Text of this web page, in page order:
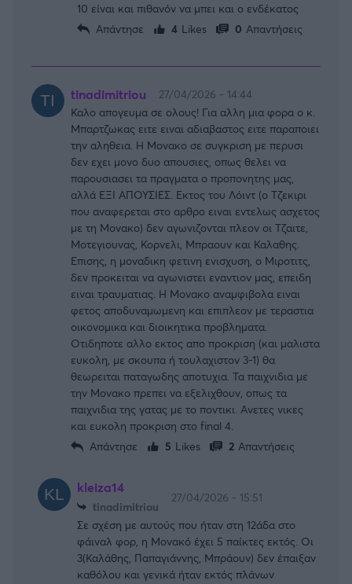
10 είναι και πιθανόν να μπει και ο ενδέκατος
Απάντησε
4 Likes 0 Απαντήσεις
tinadimitriou
27/04/2026 - 14:44
Καλο απογευμα σε ολους! Για αλλη μια φορα ο κ.
Μπαρτζωκας ειτε ειναι αδιαβαστος ειτε παραποιει
την αληθεια. Η Μονακο σε συγκριση με περυσι
δεν εχει μονο δυο απουσιες, οπως θελει να
παρουσιασει τα πραγματα ο προπονητης μας,
αλλά ΕΞΙ ΑΠΟΥΣΙΕΣ. Εκτος του Λόιντ (ο Τζεκιρι
που αναφερεται στο αρθρο ειναι εντελως ασχετος
με τη Μονακο) δεν αγωνιζονται πλεον οι Τζαιτε,
Μοτεγιουνας, Κορνελι, Μπραουν και Καλαθης.
Επισης, η μοναδικη φετινη ενισχυση, ο Μιροτιτς,
δεν προκειται να αγωνιστει εναντιον μας, επειδη
ειναι τραυματιας. Η Μονακο αναμφιβολα ειναι
φετος αποδυναμωμενη και επιπλεον με τεραστια
οικονομικα και διοικητικα προβληματα.
Οτιδηποτε αλλο εκτος απο προκριση (και μαλιστα
ευκολη, με σκουπα ή τουλαχιστον 3-1) θα
θεωρειται παταγωδης αποτυχια. Τα παιχνιδια με
την Μονακο πρεπει να εξελιχθουν, οπως τα
παιχνιδια της γατας με το ποντικι. Ανετες νικες
και ευκολη προκριση στο final 4.
Απάντησε
5 Likes 2 Απαντήσεις
kleiza14
tinadimitriou
27/04/2026 - 15:51
Σε σχέση με αυτούς που ήταν στη 12άδα στο
φάιναλ φορ, η Μονακό έχει 5 παίκτες εκτός. Οι
3(Καλάθης, Παπαγιάννης, Μπράουν) δεν έπαιξαν
καθόλου και γενικά ήταν εκτός πλάνων